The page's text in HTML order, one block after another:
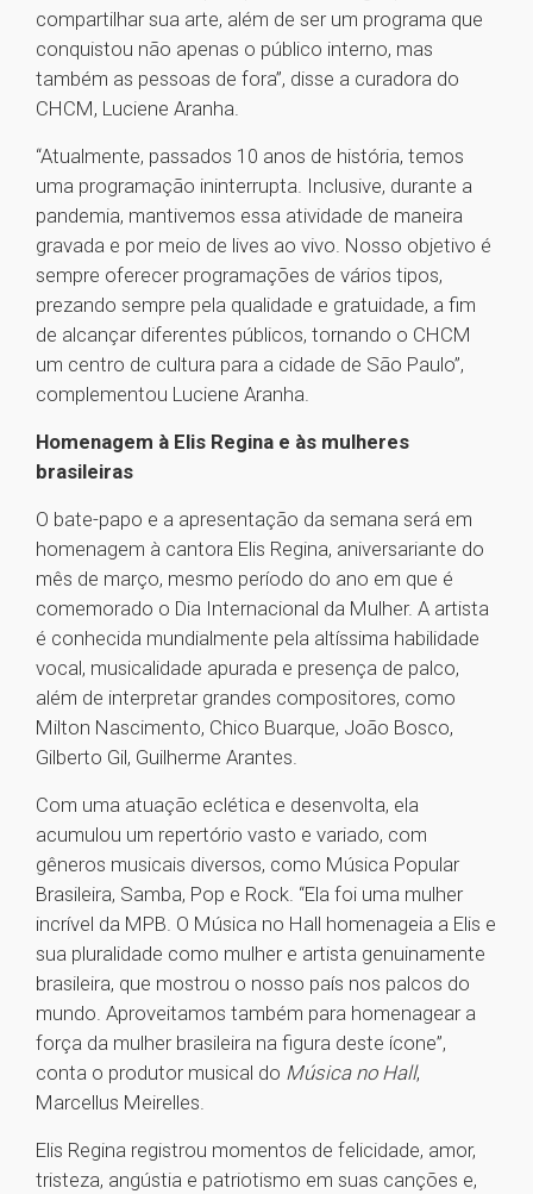
compartilhar sua arte, além de ser um programa que
conquistou não apenas o público interno, mas
também as pessoas de fora”, disse a curadora do
CHCM, Luciene Aranha.
“Atualmente, passados 10 anos de história, temos
uma programação ininterrupta. Inclusive, durante a
pandemia, mantivemos essa atividade de maneira
gravada e por meio de lives ao vivo. Nosso objetivo é
sempre oferecer programações de vários tipos,
prezando sempre pela qualidade e gratuidade, a fim
de alcançar diferentes públicos, tornando o CHCM
um centro de cultura para a cidade de São Paulo”,
complementou Luciene Aranha.
Homenagem à Elis Regina e às mulheres
brasileiras
O bate-papo e a apresentação da semana será em
homenagem à cantora Elis Regina, aniversariante do
mês de março, mesmo período do ano em que é
comemorado o Dia Internacional da Mulher. A artista
é conhecida mundialmente pela altíssima habilidade
vocal, musicalidade apurada e presença de palco,
além de interpretar grandes compositores, como
Milton Nascimento, Chico Buarque, João Bosco,
Gilberto Gil, Guilherme Arantes.
Com uma atuação eclética e desenvolta, ela
acumulou um repertório vasto e variado, com
gêneros musicais diversos, como Música Popular
Brasileira, Samba, Pop e Rock. “Ela foi uma mulher
incrível da MPB. O Música no Hall homenageia a Elis e
sua pluralidade como mulher e artista genuinamente
brasileira, que mostrou o nosso país nos palcos do
mundo. Aproveitamos também para homenagear a
força da mulher brasileira na figura deste ícone”,
conta o produtor musical do Música no Hall,
Marcellus Meirelles.
Elis Regina registrou momentos de felicidade, amor,
tristeza, angústia e patriotismo em suas canções e,